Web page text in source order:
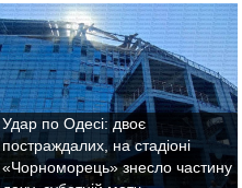
Удар по Одесі: двоє
постраждалих, на стадіоні
«Чорноморець» знесло частину